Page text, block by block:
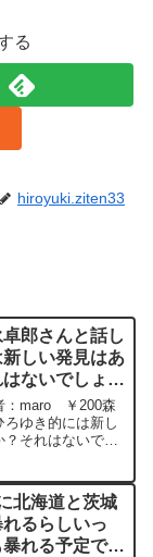
る
hiroyuki.ziten33
卓郎さんと話し
しい発見はあ
ないでしょー
か？ー ひろゆ
：maro ￥200森
ゆき的には新し
？それはないでし
M20 20...
北海道と茨城
るらしいっ
れる予定で